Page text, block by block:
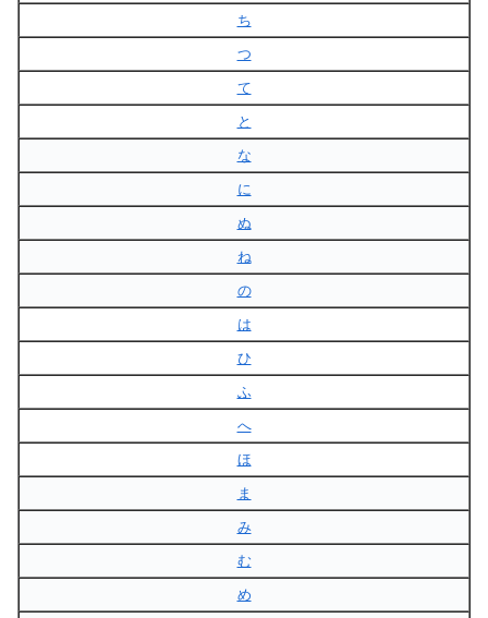
ち
つ
て
と
な
に
ぬ
ね
の
は
ひ
ふ
へ
ほ
ま
み
む
め